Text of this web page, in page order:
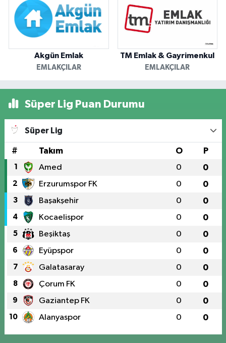
Akgün Emlak
EMLAKÇILAR
TM Emlak & Gayrimenkul
EMLAKÇILAR
Süper Lig Puan Durumu
Süper Lig
# Takım O P
1 Amed 0 0
2 Erzurumspor FK 0 0
3 Başakşehir 0 0
4 Kocaelispor 0 0
5 Beşiktaş 0 0
6 Eyüpspor 0 0
7 Galatasaray 0 0
8 Çorum FK 0 0
9 Gaziantep FK 0 0
10 Alanyaspor 0 0